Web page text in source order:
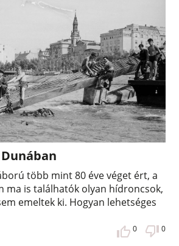
több mint 80 éve véget ért, a
ma is találhatók olyan hídroncsok,
emeltek ki. Hogyan lehetséges
0 0